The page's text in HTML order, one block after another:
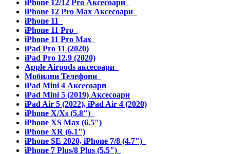
iPhone 12/12 Pro Аксесоари
iPhone 12 Pro Max Аксесоари
iPhone 11
iPhone 11 Pro
iPhone 11 Pro Max
iPad Pro 11 (2020)
iPad Pro 12.9 (2020)
Apple Airpods аксесоари
Мобилни Телефони
iPad Mini 4 Аксесоари
iPad Mini 5 (2019) Аксесоари
iPad Air 5 (2022), iPad Air 4 (2020)
iPhone X/Xs (5.8")
iPhone XS Max (6.5")
iPhone XR (6.1")
iPhone SE 2020, iPhone 7/8 (4.7")
iPhone 7 Plus/8 Plus (5.5")